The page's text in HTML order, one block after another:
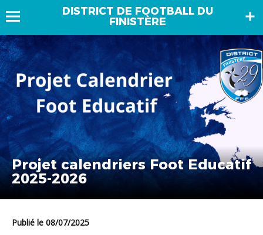
DISTRICT DE FOOTBALL DU
FINISTÈRE
Projet calendriers Foot Educatif
2025-2026
Publié le 08/07/2025